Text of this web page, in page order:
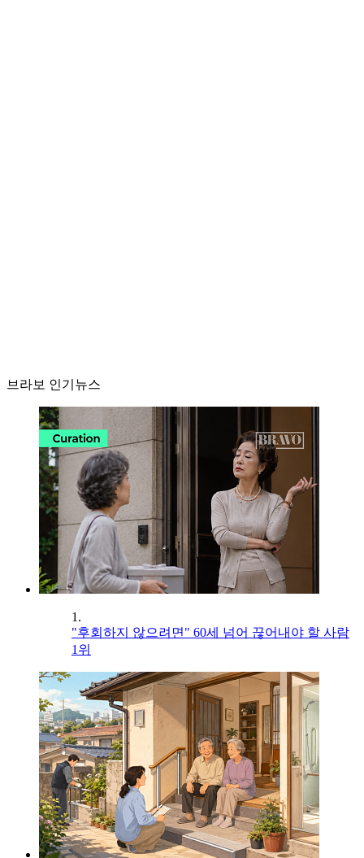
브라보 인기뉴스
1.
"후회하지 않으려면" 60세 넘어 끊어내야 할 사람
1위